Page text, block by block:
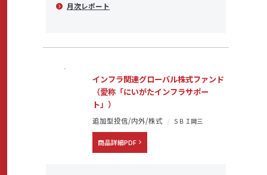
月次レポート
インフラ関連グローバル株式ファンド
（愛称「にいがたインフラサポー
ト」）
追加型投信/内外/株式 ＳＢＩ岡三
商品詳細PDF